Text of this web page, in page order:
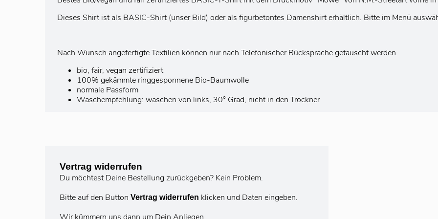
Dieses Shirt ist als BASIC-Shirt (unser Bild) oder als figurbetontes Damenshirt erhältlich. Bitte im Menü
Nach Wunsch angefertigte Textilien können nur nach Telefonischer Rücksprache getauscht werden.
bio, fair, vegan zertifiziert
100% gekämmte ringgesponnene Bio-Baumwolle
normale Passform
Waschempfehlung: waschen von links, 30° Grad, nicht in den Trockner
Vertrag widerrufen
Du möchtest Deine Bestellung zurückgeben? Kein Problem.
Bitte auf den Button Vertrag widerrufen klicken und Daten eingeben.